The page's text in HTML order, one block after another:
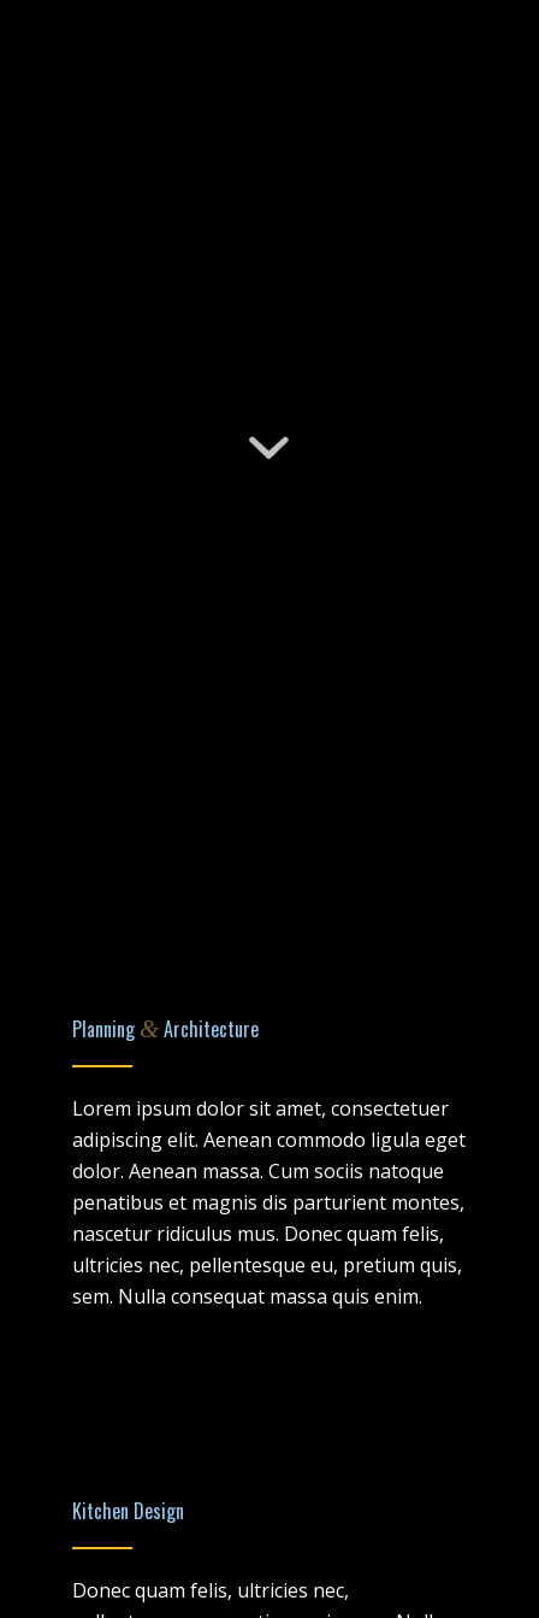
Planning&Architecture
Lorem ipsum dolor sit amet, consectetuer
adipiscing elit. Aenean commodo ligula eget
dolor. Aenean massa. Cum sociis natoque
penatibus et magnis dis parturient montes,
nascetur ridiculus mus. Donec quam felis,
ultricies nec, pellentesque eu, pretium quis,
sem. Nulla consequat massa quis enim.
Kitchen Design
Donec quam felis, ultricies nec,